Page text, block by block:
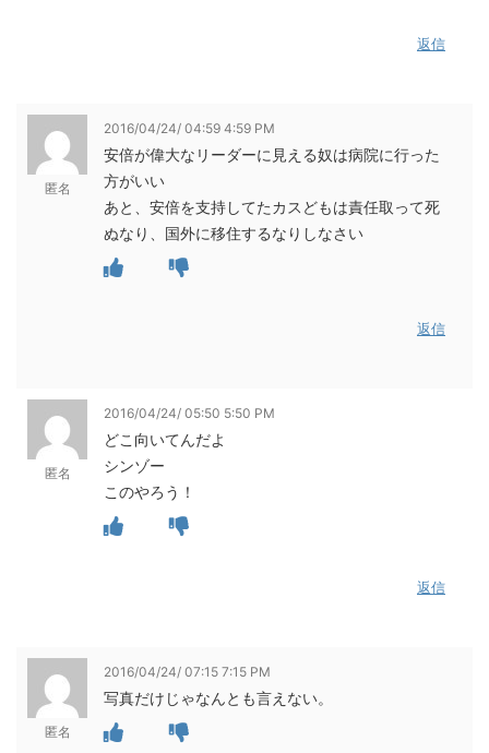
返信
匿名
2016/04/24/ 04:59 4:59 PM
安倍が偉大なリーダーに見える奴は病院に行った
方がいい
あと、安倍を支持してたカスどもは責任取って死
ぬなり、国外に移住するなりしなさい
返信
匿名
2016/04/24/ 05:50 5:50 PM
どこ向いてんだよ
シンゾー
このやろう！
返信
匿名
2016/04/24/ 07:15 7:15 PM
写真だけじゃなんとも言えない。